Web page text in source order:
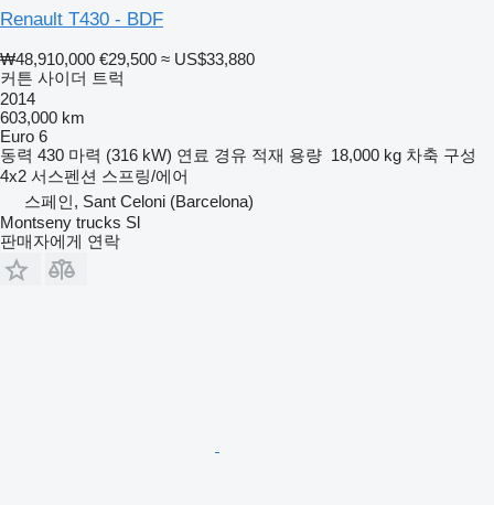
Renault T430 - BDF
₩48,910,000 €29,500 ≈ US$33,880
커튼 사이더 트럭
2014
603,000 km
Euro 6
동력 430 마력 (316 kW) 연료 경유 적재 용량 18,000 kg 차축 구성
4x2 서스펜션 스프링/에어
스페인, Sant Celoni (Barcelona)
Montseny trucks Sl
판매자에게 연락